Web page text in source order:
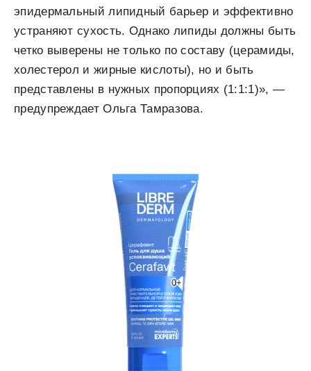
эпидермальный липидный барьер и эффективно
устраняют сухость. Однако липиды должны быть
четко выверены не только по составу (церамиды,
холестерол и жирные кислоты), но и быть
представлены в нужных пропорциях (1:1:1)», —
предупреждает Ольга Тамразова.